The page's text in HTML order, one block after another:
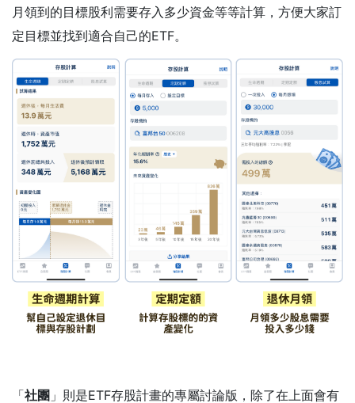
月領到的目標股利需要存入多少資金等等計算，方便大家訂
定目標並找到適合自己的ETF。
「社團 」則是ETF存股計畫的專屬討論版，除了在上面會有